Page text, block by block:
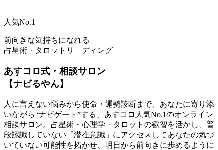
人気No.1
前向きな気持ちになれる
占星術・タロットリーディング
あすコロ式・相談サロン
【ナビるやん】
人に言えない悩みから使命・運勢診断まで、あなたに寄り添
いながら“ナビゲート”する、あすコロ人気No.1のオンライン
相談サロン。占星術・心理学・タロットの叡智を活かし、普
段認識していない「潜在意識」にアクセスしてあなたの気づ
いていない可能性を拓かせ、明日から前向きに歩めるように